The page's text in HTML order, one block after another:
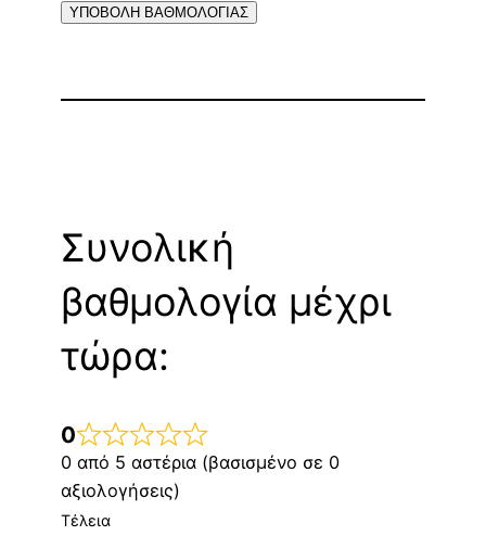
ΥΠΟΒΟΛΗ ΒΑΘΜΟΛΟΓΙΑΣ
Συνολική
βαθμολογία μέχρι
τώρα:
0
0 από 5 αστέρια (βασισμένο σε 0
αξιολογήσεις)
Τέλεια